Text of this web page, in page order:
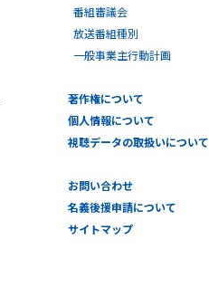
番組審議会
放送番組種別
一般事業主行動計画
著作権について
個人情報について
視聴データの取扱いについて
お問い合わせ
名義後援申請について
サイトマップ